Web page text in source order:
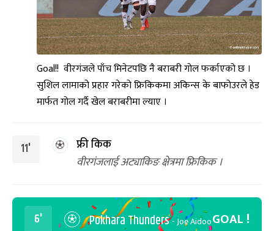
Goal!! वीरगंजले पाँच मिनेटपछि नै बराबरी गोल फर्काएको छ ।
सुशिल लामाको प्रहार गरेको फ्रिकिकमा अकिन्स के बाफोउरले हेड
मार्फत गोल गर्दै खेल बराबरीमा ल्याए ।
11'
फ्री किक
वीरगंजलाई अट्याकिङ क्षेत्रमा फ्रिकिक ।
6' Pokhara Thunders- Joe AidooGOAL !